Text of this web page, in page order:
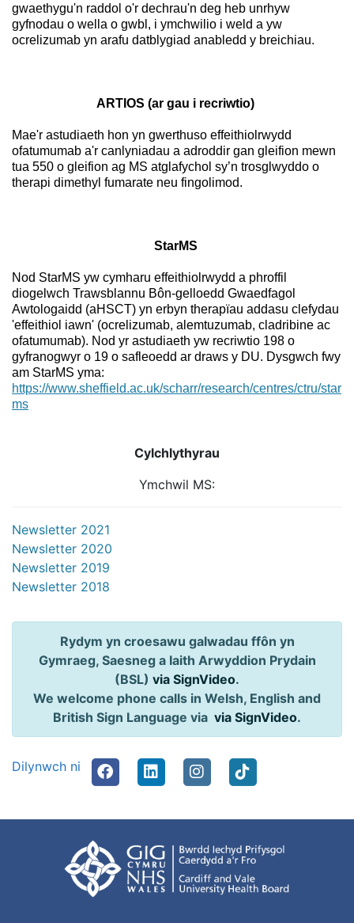
gwaethygu'n raddol o'r dechrau'n deg heb unrhyw
gyfnodau o wella o gwbl, i ymchwilio i weld a yw
ocrelizumab yn arafu datblygiad anabledd y breichiau.
ARTIOS (ar gau i recriwtio)
Mae'r astudiaeth hon yn gwerthuso effeithiolrwydd
ofatumumab a'r canlyniadau a adroddir gan gleifion mewn
tua 550 o gleifion ag MS atglafychol sy’n trosglwyddo o
therapi dimethyl fumarate neu fingolimod.
StarMS
Nod StarMS yw cymharu effeithiolrwydd a phroffil
diogelwch Trawsblannu Bôn-gelloedd Gwaedfagol
Awtologaidd (aHSCT) yn erbyn therapïau addasu clefydau
'effeithiol iawn' (ocrelizumab, alemtuzumab, cladribine ac
ofatumumab). Nod yr astudiaeth yw recriwtio 198 o
gyfranogwyr o 19 o safleoedd ar draws y DU. Dysgwch fwy
am StarMS yma:
https://www.sheffield.ac.uk/scharr/research/centres/ctru/star
ms
Cylchlythyrau
Ymchwil MS:
Newsletter 2021
Newsletter 2020
Newsletter 2019
Newsletter 2018
Rydym yn croesawu galwadau ffôn yn
Gymraeg, Saesneg a Iaith Arwyddion Prydain
(BSL) via SignVideo.
We welcome phone calls in Welsh, English and
British Sign Language via via SignVideo.
Dilynwch ni